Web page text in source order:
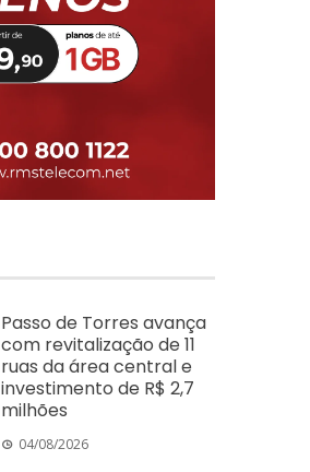
Passo de Torres avança
com revitalização de 11
ruas da área central e
investimento de R$ 2,7
milhões
04/08/2026